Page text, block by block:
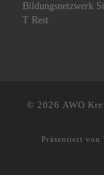
Bildungsnetzwerk
T Rest
© 2026 AWO
Präsentiert von